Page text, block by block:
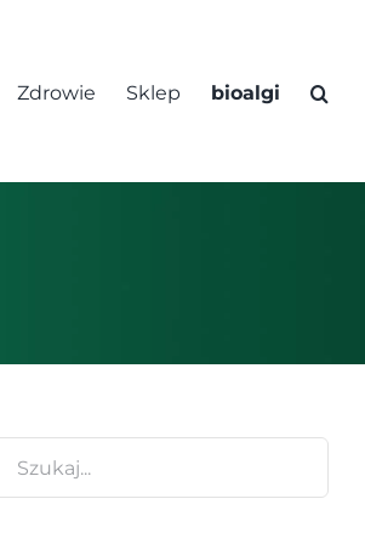
Zdrowie Sklep bioalgi